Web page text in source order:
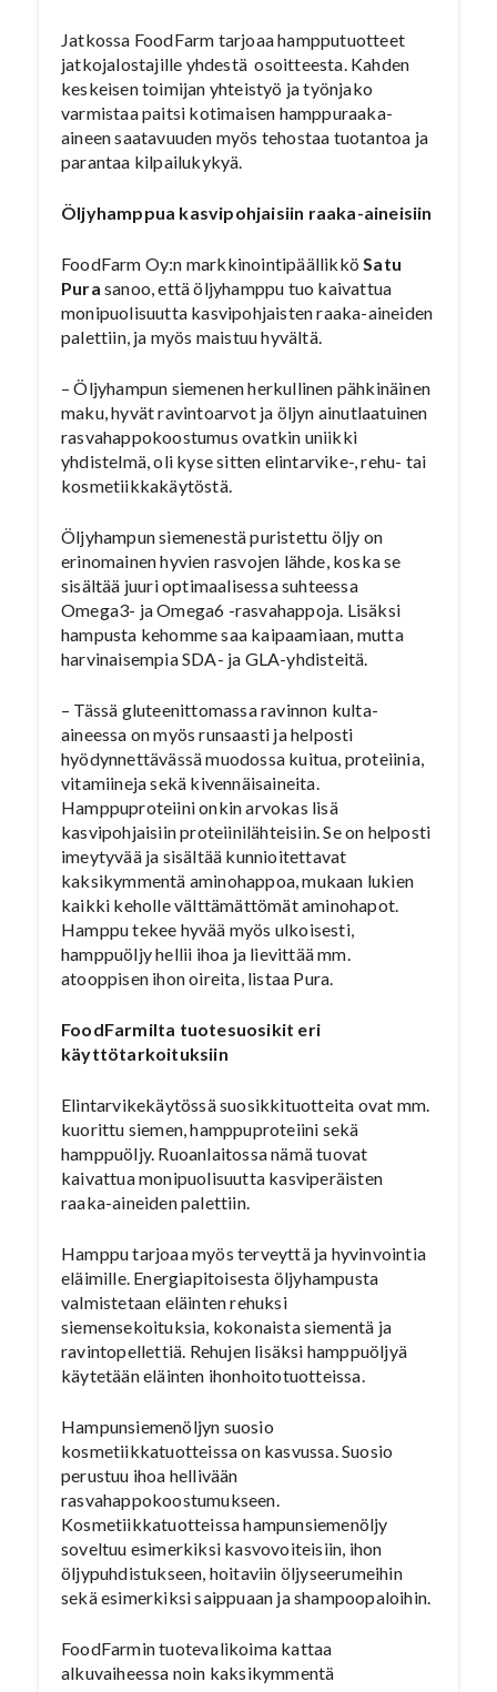
Jatkossa FoodFarm tarjoaa hampputuotteet
jatkojalostajille yhdestä osoitteesta. Kahden
keskeisen toimijan yhteistyö ja työnjako
varmistaa paitsi kotimaisen hamppuraaka-
aineen saatavuuden myös tehostaa tuotantoa ja
parantaa kilpailukykyä.
Öljyhamppua kasvipohjaisiin raaka-aineisiin
FoodFarm Oy:n markkinointipäällikkö Satu
Pura sanoo, että öljyhamppu tuo kaivattua
monipuolisuutta kasvipohjaisten raaka-aineiden
palettiin, ja myös maistuu hyvältä.
– Öljyhampun siemenen herkullinen pähkinäinen
maku, hyvät ravintoarvot ja öljyn ainutlaatuinen
rasvahappokoostumus ovatkin uniikki
yhdistelmä, oli kyse sitten elintarvike-, rehu- tai
kosmetiikkakäytöstä.
Öljyhampun siemenestä puristettu öljy on
erinomainen hyvien rasvojen lähde, koska se
sisältää juuri optimaalisessa suhteessa
Omega3- ja Omega6 -rasvahappoja. Lisäksi
hampusta kehomme saa kaipaamiaan, mutta
harvinaisempia SDA- ja GLA-yhdisteitä.
– Tässä gluteenittomassa ravinnon kulta-
aineessa on myös runsaasti ja helposti
hyödynnettävässä muodossa kuitua, proteiinia,
vitamiineja sekä kivennäisaineita.
Hamppuproteiini onkin arvokas lisä
kasvipohjaisiin proteiinilähteisiin. Se on helposti
imeytyvää ja sisältää kunnioitettavat
kaksikymmentä aminohappoa, mukaan lukien
kaikki keholle välttämättömät aminohapot.
Hamppu tekee hyvää myös ulkoisesti,
hamppuöljy hellii ihoa ja lievittää mm.
atooppisen ihon oireita, listaa Pura.
FoodFarmilta tuotesuosikit eri
käyttötarkoituksiin
Elintarvikekäytössä suosikkituotteita ovat mm.
kuorittu siemen, hamppuproteiini sekä
hamppuöljy. Ruoanlaitossa nämä tuovat
kaivattua monipuolisuutta kasviperäisten
raaka-aineiden palettiin.
Hamppu tarjoaa myös terveyttä ja hyvinvointia
eläimille. Energiapitoisesta öljyhampusta
valmistetaan eläinten rehuksi
siemensekoituksia, kokonaista siementä ja
ravintopellettiä. Rehujen lisäksi hamppuöljyä
käytetään eläinten ihonhoitotuotteissa.
Hampunsiemenöljyn suosio
kosmetiikkatuotteissa on kasvussa. Suosio
perustuu ihoa hellivään
rasvahappokoostumukseen.
Kosmetiikkatuotteissa hampunsiemenöljy
soveltuu esimerkiksi kasvovoiteisiin, ihon
öljypuhdistukseen, hoitaviin öljyseerumeihin
sekä esimerkiksi saippuaan ja shampoopaloihin.
FoodFarmin tuotevalikoima kattaa
alkuvaiheessa noin kaksikymmentä